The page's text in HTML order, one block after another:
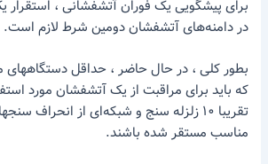
برای پیشگویی یک فوران آتشفشانی ، استقرار
در دامنه‌های آتشفشان دومین شرط لازم است.
بطور کلی ، در حال حاضر ، حداقل دستگاههای
که باید برای مراقبت از یک آتشفشان مورد
تقریبا ۱۰ زلزله سنج و شبکه‌ای از انحراف
مناسب مستقر شده باشند.